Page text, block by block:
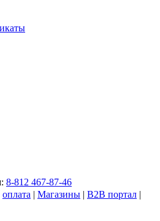
8-812 467-87-46
оплата | Магазины | B2B портал |